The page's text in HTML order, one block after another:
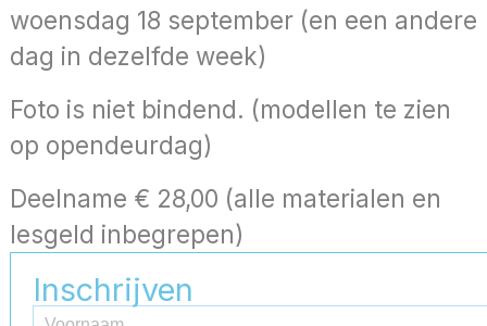
woensdag 18 september (en een andere
dag in dezelfde week)
Foto is niet bindend. (modellen te zien
op opendeurdag)
Deelname € 28,00 (alle materialen en
lesgeld inbegrepen)
Inschrijven